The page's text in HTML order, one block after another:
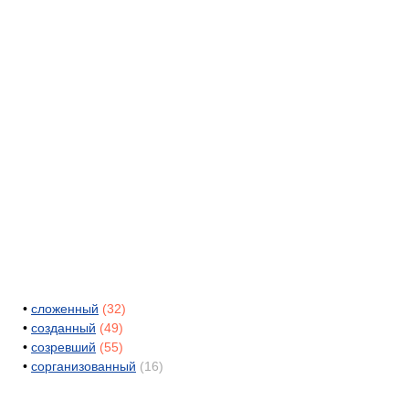
• сложенный (32)
• созданный (49)
• созревший (55)
• сорганизованный (16)